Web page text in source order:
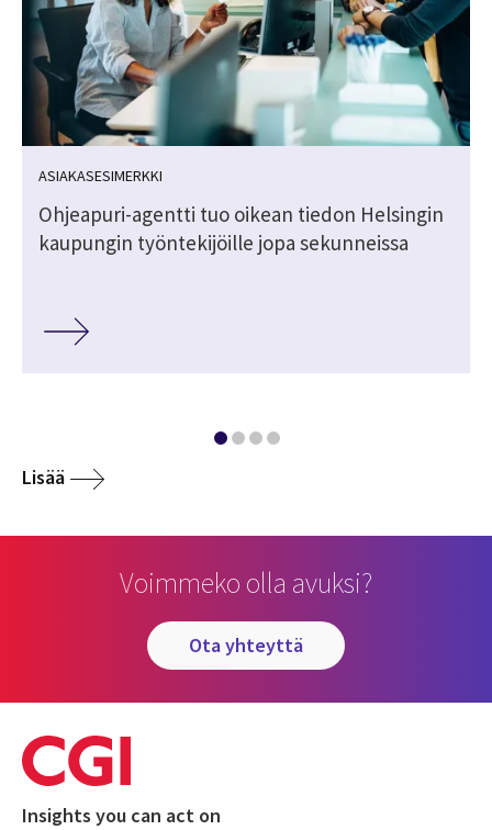
ASIAKASESIMERKKI
Ohjeapuri-agentti tuo oikean tiedon Helsingin
kaupungin työntekijöille jopa sekunneissa
Lisää
Voimmeko olla avuksi?
ota yhteyttä
Insights you can act on